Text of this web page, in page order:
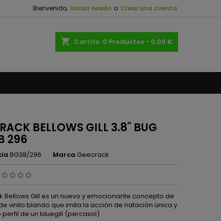
Bienvenido, Iniciar sesión o Crear una cuenta
shopping_cart Carrito: 0 Productos - 0,00 €
BELLOWS GILL 3.8" BUG
296
BG38/296 Marca Geecrack
Bellows Gill es un nuevo y emocionante concepto de
vinilo blando que imita la acción de natación única y
perfil de un bluegill (percasol)